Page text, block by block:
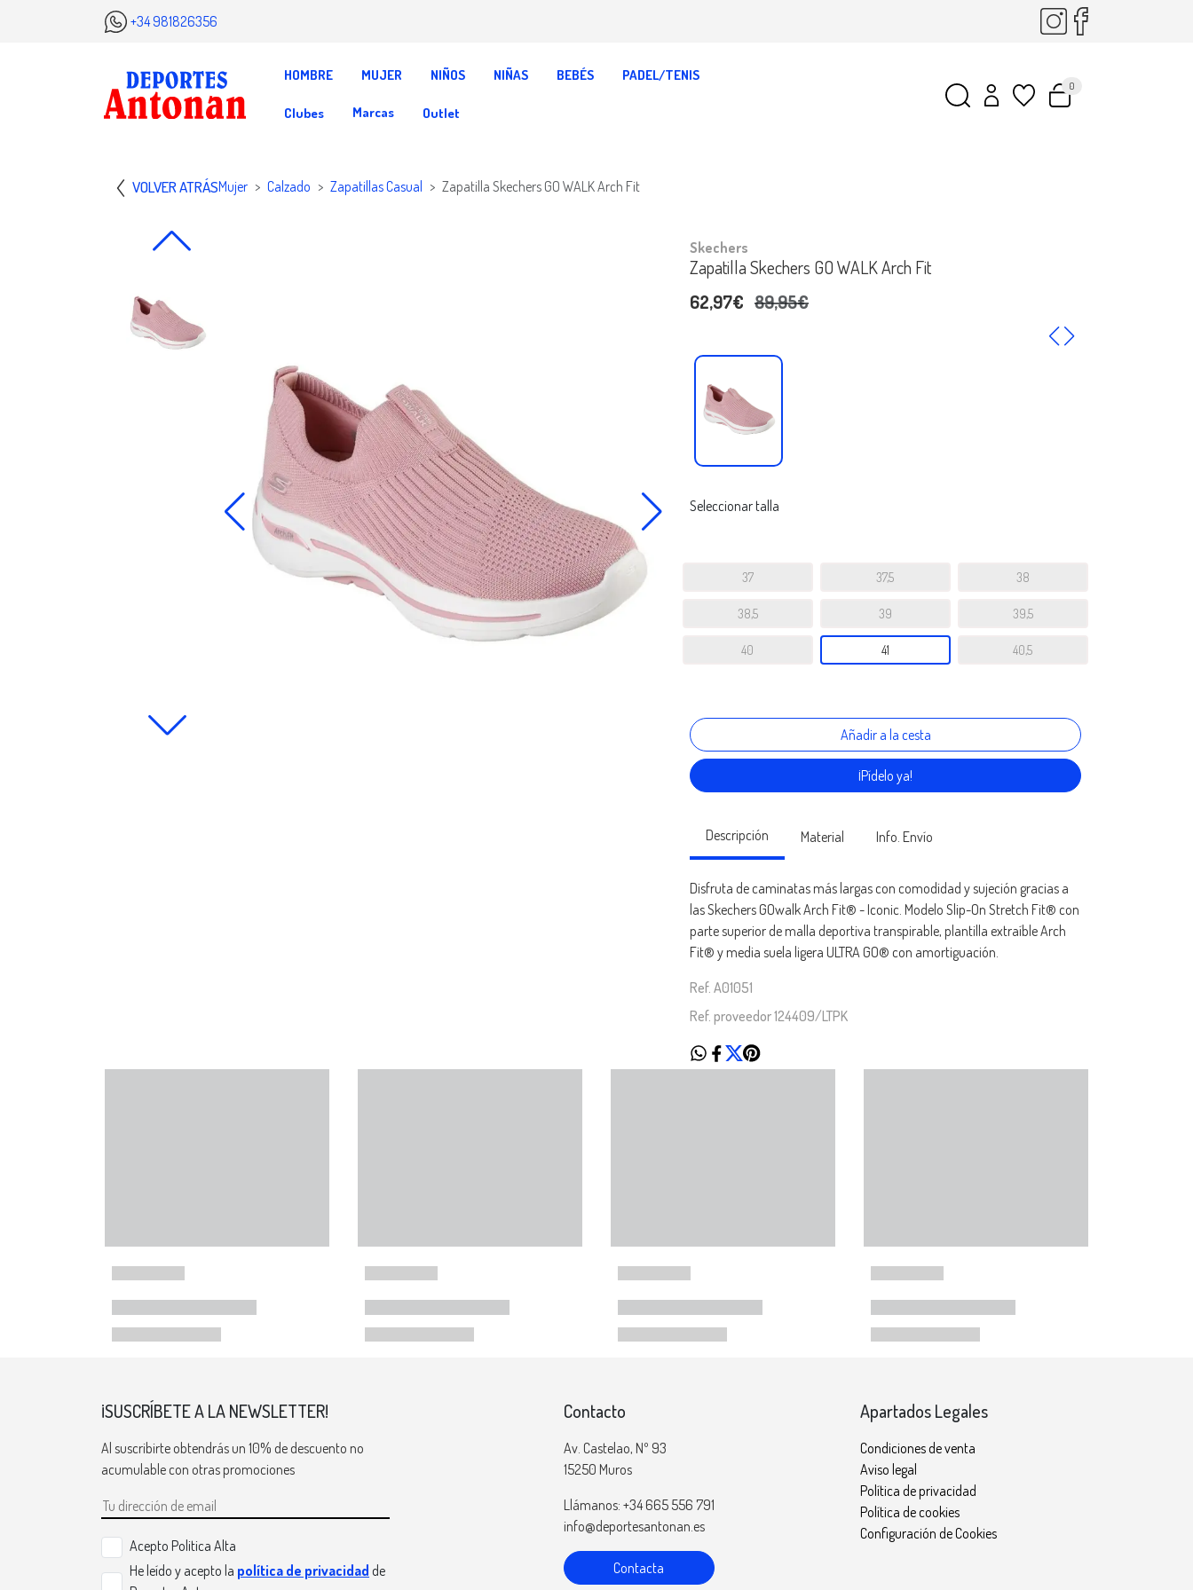
+34 981826356
HOMBRE MUJER NIÑOS NIÑAS BEBÉS PADEL/TENIS
Clubes Marcas Outlet
0
VOLVER ATRÁSMujer Calzado Zapatillas Casual Zapatilla Skechers GO WALK Arch Fit
Skechers
Zapatilla Skechers GO WALK Arch Fit
62,97€ 89,95€
Seleccionar talla
37 37,5 38
38,5 39 39,5
40 41 40,5
¡Pídelo ya!
Descripción Material Info. Envío
Disfruta de caminatas más largas con comodidad y sujeción gracias a
las Skechers GOwalk Arch Fit® - Iconic. Modelo Slip-On Stretch Fit® con
parte superior de malla deportiva transpirable, plantilla extraíble Arch
Fit® y media suela ligera ULTRA GO® con amortiguación.
Ref. A01051
Ref. proveedor 124409/LTPK
¡SUSCRÍBETE A LA NEWSLETTER!
Al suscribirte obtendrás un 10% de descuento no
acumulable con otras promociones
Acepto Politica Alta
He leído y acepto la política de privacidad de
Contacto
Av. Castelao, Nº 93
15250 Muros
Llámanos: +34 665 556 791
info@deportesantonan.es
Contacta
Apartados Legales
Condiciones de venta
Aviso legal
Política de privacidad
Política de cookies
Configuración de Cookies